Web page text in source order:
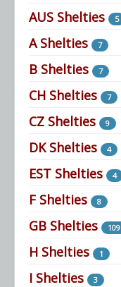
AUS Shelties 5
A Shelties 7
B Shelties 7
CH Shelties 7
CZ Shelties 9
DK Shelties 4
EST Shelties 4
F Shelties 8
GB Shelties 109
H Shelties 1
I Shelties 3